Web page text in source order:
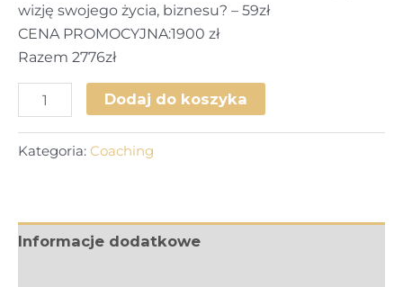
wizję swojego życia, biznesu? – 59zł
CENA PROMOCYJNA:1900 zł
Razem 2776zł
ilość
Kompas
Praca
Dodaj do koszyka
Kategoria: Coaching
Informacje dodatkowe